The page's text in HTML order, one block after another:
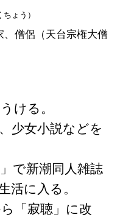
ょう）
僧侶（天台宗権大僧
ける。
少女小説などを
で新潮同人雑誌
活に入る。
「寂聴」に改